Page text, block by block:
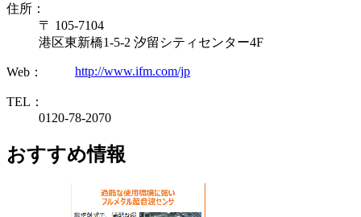
住所：
〒 105-7104
港区東新橋1-5-2 汐留シティセンター4F
Web： http://www.ifm.com/jp
TEL：
0120-78-2070
おすすめ情報